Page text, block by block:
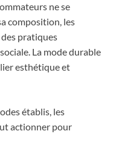
ne se
composition, les
pratiques
La mode durable
esthétique et
établis, les
actionner pour